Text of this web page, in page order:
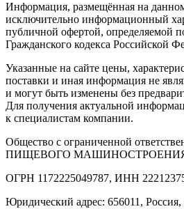
Информация, размещённая на
исключительно информационный
публичной офертой, определяемой
Гражданского кодекса Российской
Указанные на сайте цены,
поставки и иная информация не
и могут быть изменены без
Для получения актуальной
к специалистам компании.
Общество с ограниченной
ПИЩЕВОГО
ОГРН 1172225049787, ИНН
Юридический адрес: 656011,